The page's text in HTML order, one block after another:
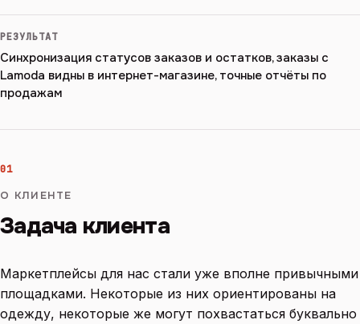
РЕЗУЛЬТАТ
Синхронизация статусов заказов и остатков, заказы с
Lamoda видны в интернет-магазине, точные отчёты по
продажам
01
О КЛИЕНТЕ
Задача клиента
Маркетплейсы для нас стали уже вполне привычными
площадками. Некоторые из них ориентированы на
одежду, некоторые же могут похвастаться буквально